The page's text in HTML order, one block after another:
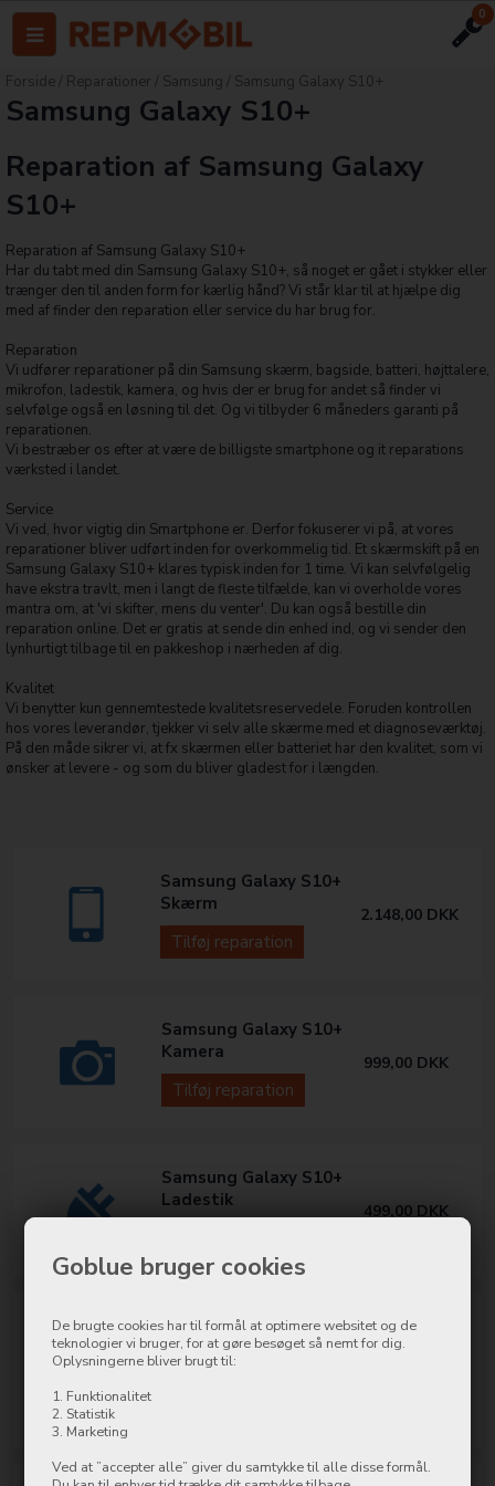
Goblue bruger cookies
De brugte cookies har til formål at optimere websitet og de
teknologier vi bruger, for at gøre besøget så nemt for dig.
Oplysningerne bliver brugt til:
1. Funktionalitet
2. Statistik
3. Marketing
Ved at ”accepter alle” giver du samtykke til alle disse formål.
0
Forside Reparationer Samsung Samsung Galaxy S10+
Samsung Galaxy S10+
Reparation af Samsung Galaxy
S10+
Reparation af Samsung Galaxy S10+
Har du tabt med din Samsung Galaxy S10+, så noget er gået i stykker eller
trænger den til anden form for kærlig hånd? Vi står klar til at hjælpe dig
med af finder den reparation eller service du har brug for.
Reparation
Vi udfører reparationer på din Samsung skærm, bagside, batteri, højttalere,
mikrofon, ladestik, kamera, og hvis der er brug for andet så finder vi
selvfølge også en løsning til det. Og vi tilbyder 6 måneders garanti på
reparationen.
Vi bestræber os efter at være de billigste smartphone og it reparations
værksted i landet.
Service
Vi ved, hvor vigtig din Smartphone er. Derfor fokuserer vi på, at vores
reparationer bliver udført inden for overkommelig tid. Et skærmskift på en
Samsung Galaxy S10+ klares typisk inden for 1 time. Vi kan selvfølgelig
have ekstra travlt, men i langt de fleste tilfælde, kan vi overholde vores
mantra om, at 'vi skifter, mens du venter'. Du kan også bestille din
reparation online. Det er gratis at sende din enhed ind, og vi sender den
lynhurtigt tilbage til en pakkeshop i nærheden af dig.
Kvalitet
Vi benytter kun gennemtestede kvalitetsreservedele. Foruden kontrollen
hos vores leverandør, tjekker vi selv alle skærme med et diagnoseværktøj.
På den måde sikrer vi, at fx skærmen eller batteriet har den kvalitet, som vi
ønsker at levere - og som du bliver gladest for i længden.
Samsung Galaxy S10+
Skærm
Tilføj reparation
2.148,00 DKK
Samsung Galaxy S10+
Kamera
Tilføj reparation
999,00 DKK
Samsung Galaxy S10+
Ladestik
499,00 DKK
Samsung Galaxy S10E,
S10, S10+
Power/Volume